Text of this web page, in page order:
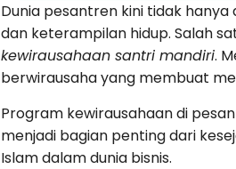
Dunia pesantren kini tidak
dan keterampilan hidup. Salah
kewirausahaan santri mandiri.
berwirausaha yang membuat
Program kewirausahaan di
menjadi bagian penting dari
Islam dalam dunia bisnis.